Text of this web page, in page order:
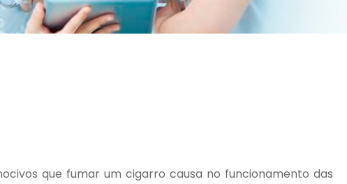
que fumar um cigarro causa no funcionamento das